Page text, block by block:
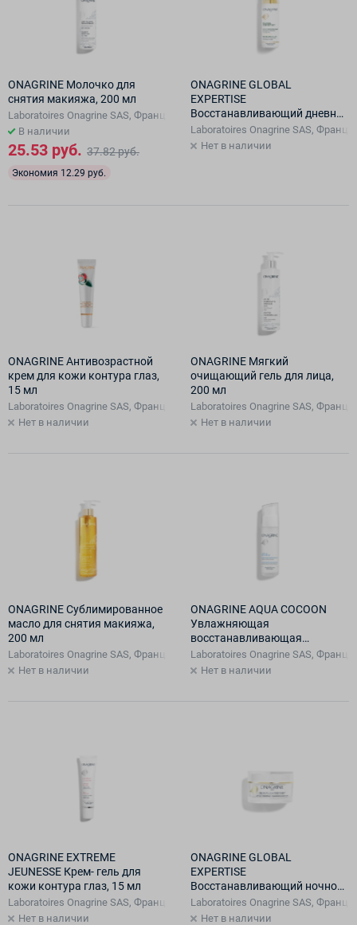
ONAGRINE Молочко для
снятия макияжа, 200 мл
Laboratoires Onagrine SAS, Франция, Франция
В наличии
25.53 руб. 37.82 руб.
Экономия 12.29 руб.
ONAGRINE GLOBAL
EXPERTISE
Восстанавливающий дневной
лифтинг-крем, 40 мл
Laboratoires Onagrine SAS,
Нет в наличии
ONAGRINE Антивозрастной
крем для кожи контура глаз,
15 мл
Laboratoires Onagrine SAS, Франция, Франция
Нет в наличии
ONAGRINE Мягкий
очищающий гель для лица,
200 мл
Laboratoires Onagrine SAS,
Нет в наличии
ONAGRINE Сублимированное
масло для снятия макияжа,
200 мл
Laboratoires Onagrine SAS, Франция, Франция
Нет в наличии
ONAGRINE AQUA COCOON
Увлажняющая
восстанавливающая
сыворотка, 30 мл
Laboratoires Onagrine SAS,
Нет в наличии
ONAGRINE EXTREME
JEUNESSE Крем- гель для
кожи контура глаз, 15 мл
Laboratoires Onagrine SAS, Франция, Франция
Нет в наличии
ONAGRINE GLOBAL
EXPERTISE
Восстанавливающий ночной
лифтинг-крем, 50 мл
Laboratoires Onagrine SAS,
Нет в наличии